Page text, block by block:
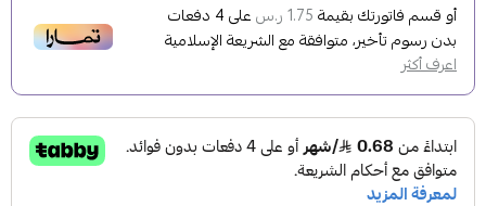
أو قسم فاتورتك بقيمة 1.75 ر.س على4 دفعات
بدون رسوم تأخير، متوافقة مع الشريعة الإسلامية
اعرف أكثر